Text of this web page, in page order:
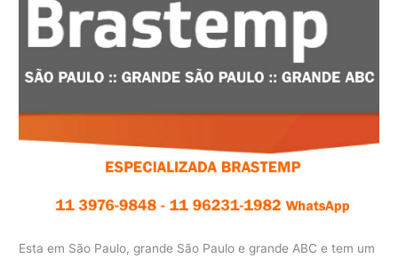
Esta em São Paulo, grande São Paulo e grande ABC e tem um